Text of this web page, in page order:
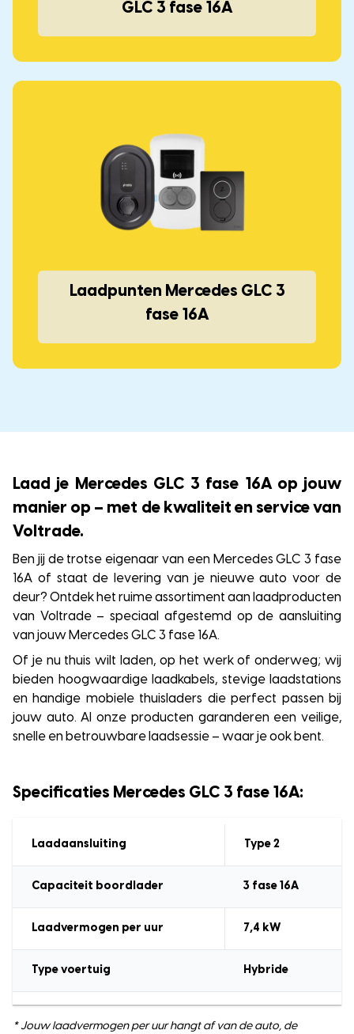
GLC 3 fase 16A
Laadpunten Mercedes GLC 3
fase 16A
Laad je Mercedes GLC 3 fase 16A op jouw
manier op – met de kwaliteit en service van
Voltrade.
Ben jij de trotse eigenaar van een Mercedes GLC 3 fase
16A of staat de levering van je nieuwe auto voor de
deur? Ontdek het ruime assortiment aan laadproducten
van Voltrade – speciaal afgestemd op de aansluiting
van jouw Mercedes GLC 3 fase 16A.
Of je nu thuis wilt laden, op het werk of onderweg; wij
bieden hoogwaardige laadkabels, stevige laadstations
en handige mobiele thuisladers die perfect passen bij
jouw auto. Al onze producten garanderen een veilige,
snelle en betrouwbare laadsessie – waar je ook bent.
Specificaties Mercedes GLC 3 fase 16A:
Laadaansluiting Type 2
Capaciteit boordlader 3 fase 16A
Laadvermogen per uur 7,4 kW
Type voertuig Hybride
* Jouw laadvermogen per uur hangt af van de auto, de